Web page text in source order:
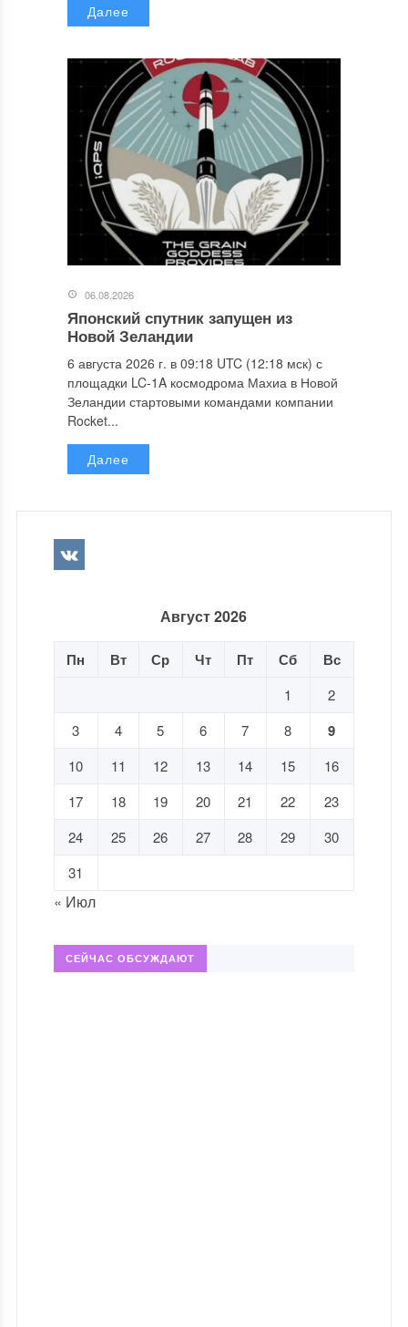
Далее
06.08.2026
Японский спутник запущен из
Новой Зеландии
6 августа 2026 г. в 09:18 UTC (12:18 мск) с
площадки LC-1A космодрома Махиа в Новой
Зеландии стартовыми командами компании
Rocket...
Далее
Август 2026
Пн Вт Ср Чт Пт Сб Вс
1
2
3
4 5 6 7 8 9
10 11 12 13 14 15
16
17
18 19 20 21 22
23
24
25 26 27 28 29
30
31
« Июл
СЕЙЧАС ОБСУЖДАЮТ